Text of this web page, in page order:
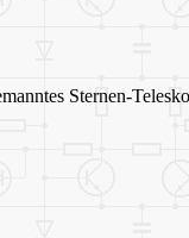
Sternen-